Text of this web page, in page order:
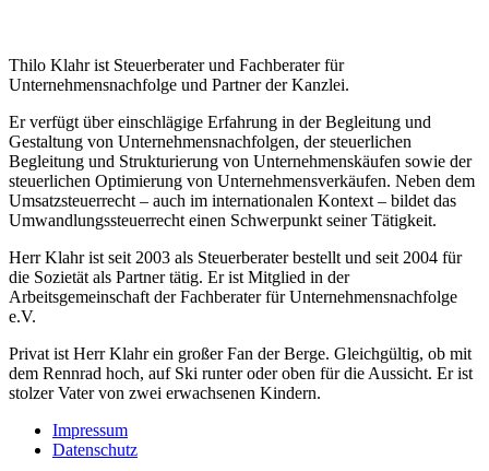
Thilo Klahr ist Steuerberater und Fachberater für
Unternehmensnachfolge und Partner der Kanzlei.
Er verfügt über einschlägige Erfahrung in der Begleitung und
Gestaltung von Unternehmensnachfolgen, der steuerlichen
Begleitung und Strukturierung von Unternehmenskäufen sowie der
steuerlichen Optimierung von Unternehmensverkäufen. Neben dem
Umsatzsteuerrecht – auch im internationalen Kontext – bildet das
Umwandlungssteuerrecht einen Schwerpunkt seiner Tätigkeit.
Herr Klahr ist seit 2003 als Steuerberater bestellt und seit 2004 für
die Sozietät als Partner tätig. Er ist Mitglied in der
Arbeitsgemeinschaft der Fachberater für Unternehmensnachfolge
e.V.
Privat ist Herr Klahr ein großer Fan der Berge. Gleichgültig, ob mit
dem Rennrad hoch, auf Ski runter oder oben für die Aussicht. Er ist
stolzer Vater von zwei erwachsenen Kindern.
Impressum
Datenschutz